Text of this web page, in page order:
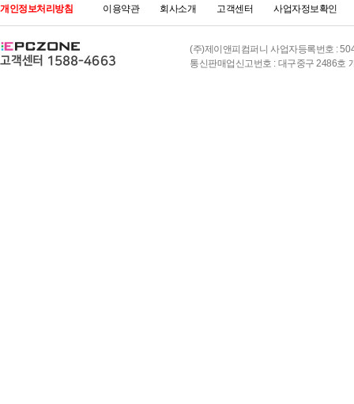
개인정보처리방침 이용약관 회사소개 고객센터 사업자정보확인
(주)제이앤피컴퍼니 사업자등록번호 :
통신판매업신고번호 : 대구중구 2486호